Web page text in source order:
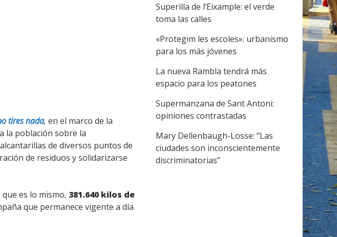
tires nada,en el marco de la
la población sobre la
de diversos puntos de
de residuos y solidarizarse
es lo mismo, 381.640 kilos de
que permanece vigente a día
Superilla de l’Eixample: el verde
toma las calles
«Protegim les escoles»: urbanismo
para los más jóvenes
La nueva Rambla tendrá más
espacio para los peatones
Supermanzana de Sant Antoni:
opiniones contrastadas
Mary Dellenbaugh-Losse: “Las
ciudades son inconscientemente
discriminatorias”